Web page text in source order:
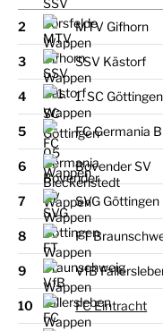
2 MTV Gifhorn
3 SSV Kästorf
4 1. SC
5 FC Germania
6 Bovender SV
7 SVG Göttingen
8 FT
9 VfB
10 FC Eintracht